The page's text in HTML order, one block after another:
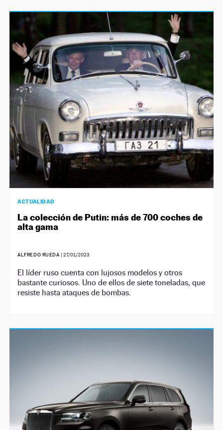
ACTUALIDAD
La colección de Putin: más de 700 coches de
alta gama
ALFREDO RUEDA | 27/01/2023
El líder ruso cuenta con lujosos modelos y otros
bastante curiosos. Uno de ellos de siete toneladas, que
resiste hasta ataques de bombas.